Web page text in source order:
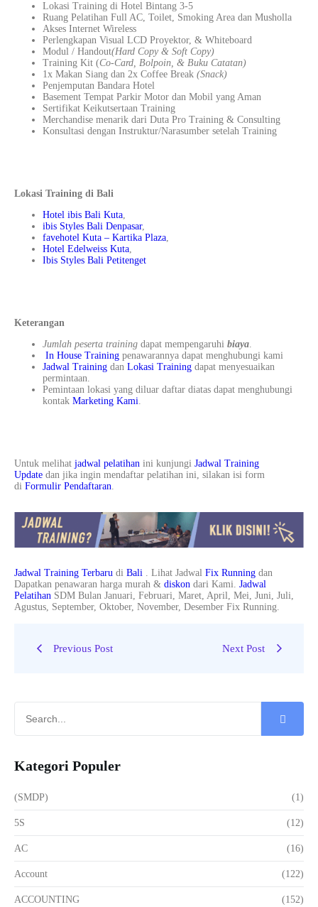
Lokasi Training di Hotel Bintang 3-5
Ruang Pelatihan Full AC, Toilet, Smoking Area dan Musholla
Akses Internet Wireless
Perlengkapan Visual LCD Proyektor, & Whiteboard
Modul / Handout(Hard Copy & Soft Copy)
Training Kit (Co-Card, Bolpoin, & Buku Catatan)
1x Makan Siang dan 2x Coffee Break (Snack)
Penjemputan Bandara Hotel
Basement Tempat Parkir Motor dan Mobil yang Aman
Sertifikat Keikutsertaan Training
Merchandise menarik dari Duta Pro Training & Consulting
Konsultasi dengan Instruktur/Narasumber setelah Training
Lokasi Training di Bali
Hotel ibis Bali Kuta,
ibis Styles Bali Denpasar,
favehotel Kuta – Kartika Plaza,
Hotel Edelweiss Kuta,
Ibis Styles Bali Petitenget
Keterangan
Jumlah peserta training dapat mempengaruhi biaya.
In House Training penawarannya dapat menghubungi kami
Jadwal Training dan Lokasi Training dapat menyesuaikan
permintaan.
Pemintaan lokasi yang diluar daftar diatas dapat menghubungi
kontak Marketing Kami.
Untuk melihat jadwal pelatihan ini kunjungi Jadwal Training
Update dan jika ingin mendaftar pelatihan ini, silakan isi form
di Formulir Pendaftaran.
Jadwal Training Terbaru di Bali . Lihat Jadwal Fix Running dan
Dapatkan penawaran harga murah & diskon dari Kami. Jadwal
Pelatihan SDM Bulan Januari, Februari, Maret, April, Mei, Juni, Juli,
Agustus, September, Oktober, November, Desember Fix Running.
Previous Post Next Post
Kategori Populer
(SMDP) (1)
5S (12)
AC (16)
Account (122)
ACCOUNTING (152)